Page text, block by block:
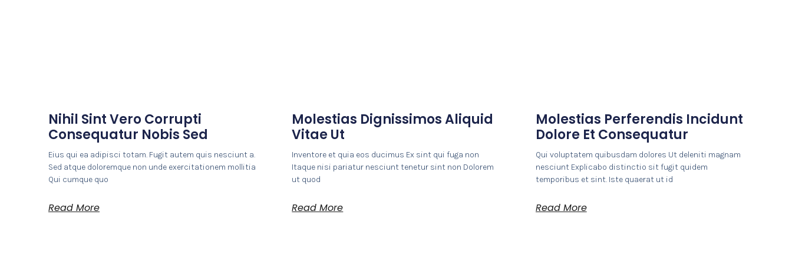
Nihil Sint Vero Corrupti
Consequatur Nobis Sed
Eius qui ea adipisci totam. Fugit autem quis nesciunt a.
Sed atque doloremque non unde exercitationem mollitia
Qui cumque quo
Read More
Molestias Dignissimos Aliquid
Vitae Ut
Inventore et quia eos ducimus Ex sint qui fuga non
Itaque nisi pariatur nesciunt tenetur sint non Dolorem
ut quod
Read More
Molestias Perferendis Incidunt
Dolore Et Consequatur
Qui voluptatem quibusdam dolores Ut deleniti magnam
nesciunt Explicabo distinctio sit fugit quidem
temporibus et sint. Iste quaerat ut id
Read More